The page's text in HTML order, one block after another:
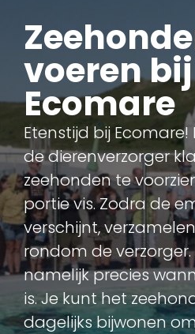
voeren bij
Ecomare
Etenstijd bij
de dierenverzorger
zeehonden te
portie vis. Zodra de
verschijnt,
rondom de verzorger.
namelijk precies
is. Je kunt het
dagelijks bijwonen om